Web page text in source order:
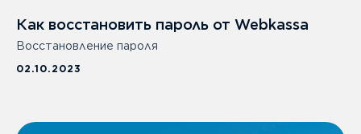
Как восстановить пароль от Webkassa
Восстановление пароля
02.10.2023
Интеграции
Тарифы
Поддерживаемые принтеры
Аналитика